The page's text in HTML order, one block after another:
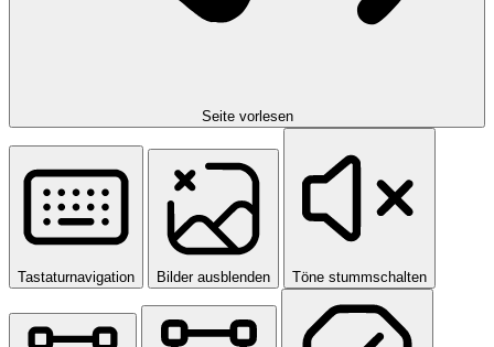
Seite vorlesen
Tastaturnavigation Bilder ausblenden Töne stummschalten